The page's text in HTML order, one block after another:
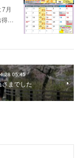
月
得…
05:45
さまでした